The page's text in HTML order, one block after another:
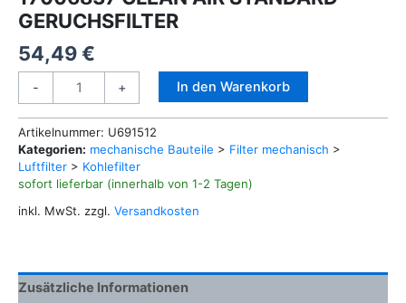
GERUCHSFILTER
54,49€
-
17006837
AIR
STANDARD
GERUCHSFILTER
Menge
+ In den Warenkorb
Artikelnummer: U691512
Kategorien: mechanische Bauteile > Filter mechanisch >
Luftfilter > Kohlefilter
sofort lieferbar (innerhalb von 1-2 Tagen)
inkl. MwSt. zzgl. Versandkosten
Zusätzliche Informationen